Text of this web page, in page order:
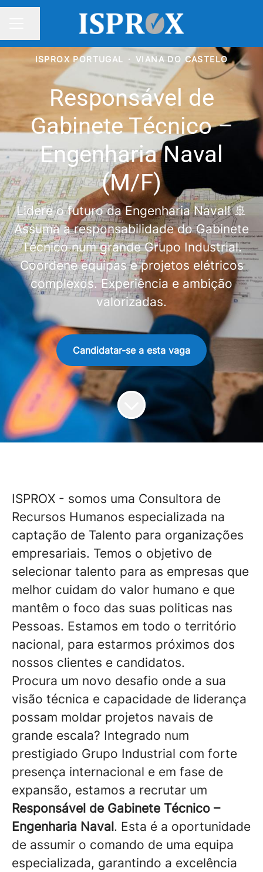
MENU DE CARREIRAS
Partilhar página
ISPROX PORTUGAL · VIANA DO CASTELO
Responsável de
Gabinete Técnico –
Engenharia Naval
(M/F)
Lidere o futuro da Engenharia Naval! 🚢
Assuma a responsabilidade do Gabinete
Técnico num grande Grupo Industrial.
Coordene equipas e projetos elétricos
complexos. Experiência e ambição
valorizadas.
Candidatar-se a esta vaga
ISPROX - somos uma Consultora de
Recursos Humanos especializada na
captação de Talento para organizações
empresariais. Temos o objetivo de
selecionar talento para as empresas que
melhor cuidam do valor humano e que
mantêm o foco das suas politicas nas
Pessoas. Estamos em todo o território
nacional, para estarmos próximos dos
nossos clientes e candidatos.
Procura um novo desafio onde a sua
visão técnica e capacidade de liderança
possam moldar projetos navais de
grande escala? Integrado num
prestigiado Grupo Industrial com forte
presença internacional e em fase de
expansão, estamos a recrutar um
Responsável de Gabinete Técnico –
Engenharia Naval. Esta é a oportunidade
de assumir o comando de uma equipa
especializada, garantindo a excelência